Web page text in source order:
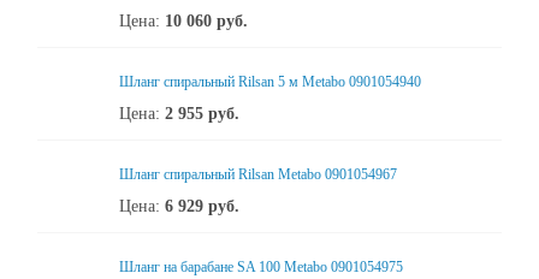
Цена: 10 060 руб.
Шланг спиральный Rilsan 5 м Metabo 0901054940
Цена: 2 955 руб.
Шланг спиральный Rilsan Metabo 0901054967
Цена: 6 929 руб.
Шланг на барабане SA 100 Metabo 0901054975